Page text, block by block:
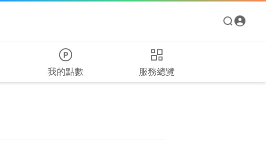
我的點數 服務總覽